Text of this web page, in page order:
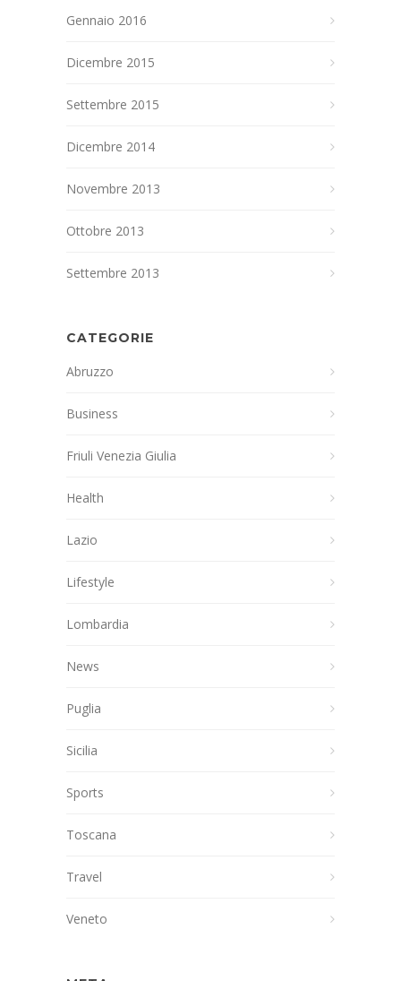
Gennaio 2016
Dicembre 2015
Settembre 2015
Dicembre 2014
Novembre 2013
Ottobre 2013
Settembre 2013
CATEGORIE
Abruzzo
Business
Friuli Venezia Giulia
Health
Lazio
Lifestyle
Lombardia
News
Puglia
Sicilia
Sports
Toscana
Travel
Veneto